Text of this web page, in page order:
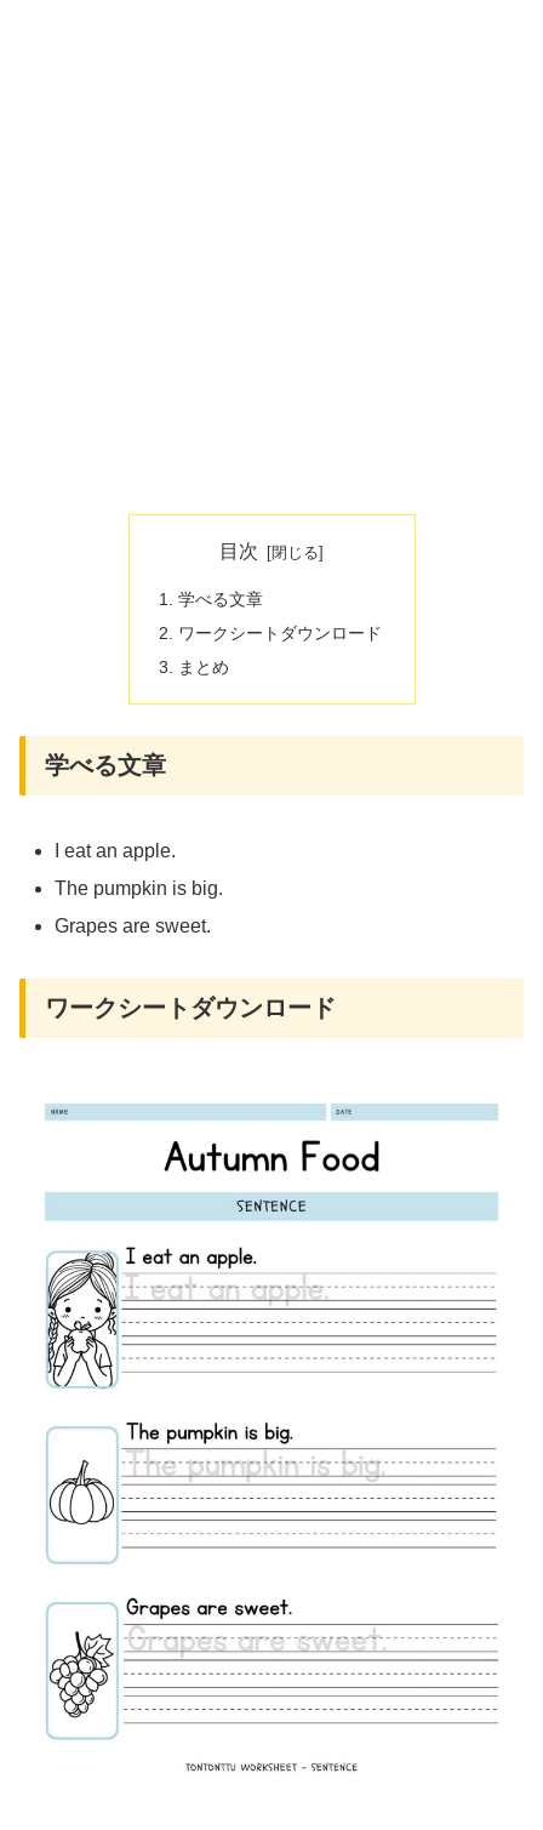
目次
学べる文章
ワークシートダウンロード
まとめ
学べる文章
I eat an apple.
The pumpkin is big.
Grapes are sweet.
ワークシートダウンロード